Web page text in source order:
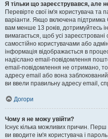
Я тільки що зареєструвався, але
Перевірте свої ім'я користувача та
варіанти. Якщо включена підтримка
вам менше 13 років, дотримуйтесь
вимагається, щоб усі зареєстровані
самостійно користувачами або
інформація відображається в
надіслано email-повідомлення
email-повідомлення не отримано,
адресу email або вона
ви ввели правильну адресу email,
Догори
Чому я не можу увійти?
Існує кілька можливих причин.
ви вводите ім'я користувача і